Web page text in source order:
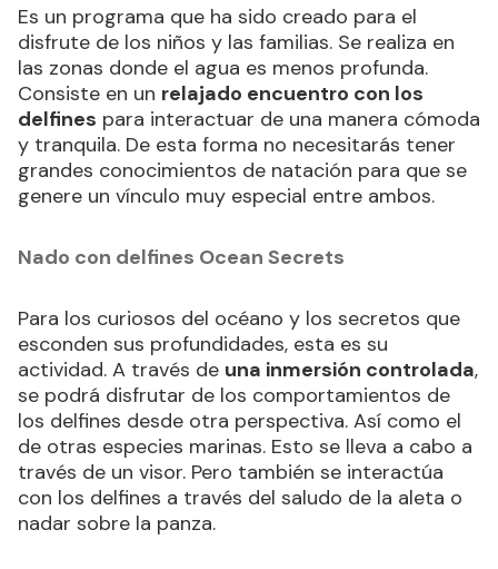
Es un programa que ha sido creado para el
disfrute de los niños y las familias. Se realiza en
las zonas donde el agua es menos profunda.
Consiste en un relajado encuentro con los
delfines para interactuar de una manera cómoda
y tranquila. De esta forma no necesitarás tener
grandes conocimientos de natación para que se
genere un vínculo muy especial entre ambos.
Nado con delfines Ocean Secrets
Para los curiosos del océano y los secretos que
esconden sus profundidades, esta es su
actividad. A través de una inmersión controlada,
se podrá disfrutar de los comportamientos de
los delfines desde otra perspectiva. Así como el
de otras especies marinas. Esto se lleva a cabo a
través de un visor. Pero también se interactúa
con los delfines a través del saludo de la aleta o
nadar sobre la panza.